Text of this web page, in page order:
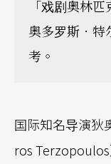
「戏剧奥林
奥多罗斯．特
考。
国际知名导演狄
ros